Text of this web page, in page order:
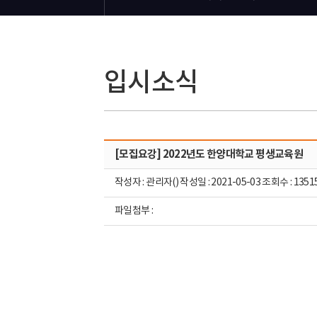
입시소식
[모집요강] 2022년도 한양대학교 평생교육원
작성자 : 관리자() 작성일 : 2021-05-03 조회수 :
파일첨부 :